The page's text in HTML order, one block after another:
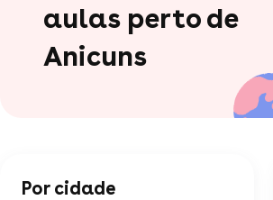
aulas perto de
Anicuns
Por cidade